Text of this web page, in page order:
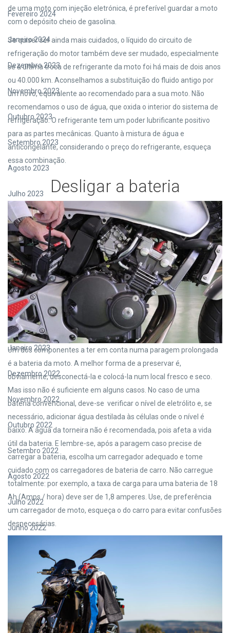
de uma moto com injeção eletrónica, é preferível guardar a moto
com o depósito cheio de gasolina.
Se quiser ser ainda mais cuidados, o líquido do circuito de
refrigeração do motor também deve ser mudado, especialmente
se a última troca de refrigerante da moto foi há mais de dois anos
ou 40.000 km. Aconselhamos a substituição do fluido antigo por
um novo, equivalente ao recomendado para a sua moto. Não
recomendamos o uso de água, que oxida o interior do sistema de
refrigeração. O refrigerante tem um poder lubrificante positivo
para as partes mecânicas. Quanto à mistura de água e
anticongelante, considerando o preço do refrigerante, esqueça
essa combinação.
Desligar a bateria
Um dos componentes a ter em conta numa paragem prolongada
é a bateria da moto. A melhor forma de a preservar é,
obviamente, desconectá-la e colocá-la num local fresco e seco.
Mas isso não é suficiente em alguns casos. No caso de uma
bateria convencional, deve-se verificar o nível de eletrólito e, se
necessário, adicionar água destilada às células onde o nível é
baixo. A água da torneira não é recomendada, pois afeta a vida
útil da bateria. E lembre-se, após a paragem caso precise de
carregar a bateria, escolha um carregador adequado e tome
cuidado com os carregadores de bateria de carro. Não carregue
totalmente: por exemplo, a taxa de carga para uma bateria de 18
Ah (Amps / hora) deve ser de 1,8 amperes. Use, de preferência
um carregador de moto, esqueça o do carro para evitar confusões
desnecesárias.
Fevereiro 2024
Janeiro 2024
Dezembro 2023
Novembro 2023
Outubro 2023
Setembro 2023
Agosto 2023
Julho 2023
Junho 2023
Maio 2023
Abril 2023
Março 2023
Fevereiro 2023
Janeiro 2023
Dezembro 2022
Novembro 2022
Outubro 2022
Setembro 2022
Agosto 2022
Julho 2022
Junho 2022
Maio 2022
Março 2022
Fevereiro 2022